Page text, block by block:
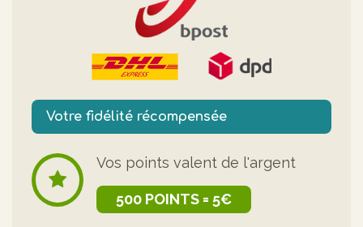
Votre fidélité récompensée
Vos points valent de l'argent
500 POINTS = 5€